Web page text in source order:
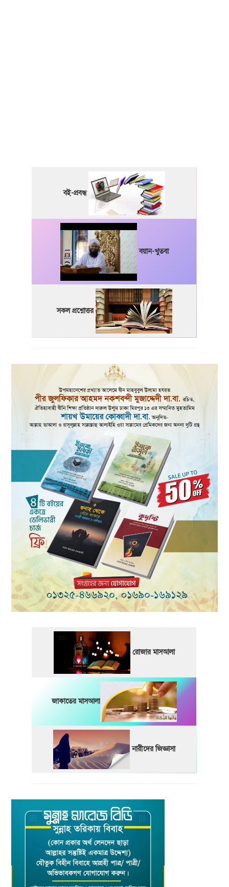
বই-প্রবন্ধ
বয়ান-খুতবা
সকল প্রশ্নোত্তর
রোজার মাসআলা
জাকাতের মাসআলা
নারীদের জিজ্ঞাসা